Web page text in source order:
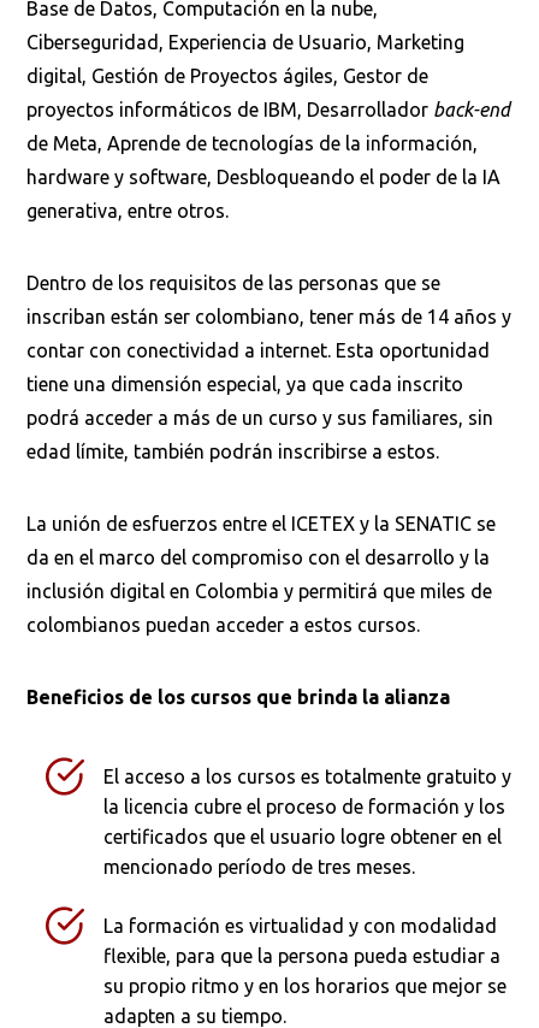
Base de Datos, Computación en la nube,
Ciberseguridad, Experiencia de Usuario, Marketing
digital, Gestión de Proyectos ágiles, Gestor de
proyectos informáticos de IBM, Desarrollador back-end
de Meta, Aprende de tecnologías de la información,
hardware y software, Desbloqueando el poder de la IA
generativa, entre otros.
Dentro de los requisitos de las personas que se
inscriban están ser colombiano, tener más de 14 años y
contar con conectividad a internet. Esta oportunidad
tiene una dimensión especial, ya que cada inscrito
podrá acceder a más de un curso y sus familiares, sin
edad límite, también podrán inscribirse a estos.
La unión de esfuerzos entre el ICETEX y la SENATIC se
da en el marco del compromiso con el desarrollo y la
inclusión digital en Colombia y permitirá que miles de
colombianos puedan acceder a estos cursos.
Beneficios de los cursos que brinda la alianza
El acceso a los cursos es totalmente gratuito y
la licencia cubre el proceso de formación y los
certificados que el usuario logre obtener en el
mencionado período de tres meses.
La formación es virtualidad y con modalidad
flexible, para que la persona pueda estudiar a
su propio ritmo y en los horarios que mejor se
adapten a su tiempo.
Buscar en: *
Ordenar por: *
Buscar